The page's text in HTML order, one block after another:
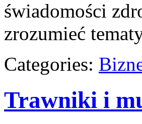
świadomości
zrozumieć
Categories:
Trawniki i